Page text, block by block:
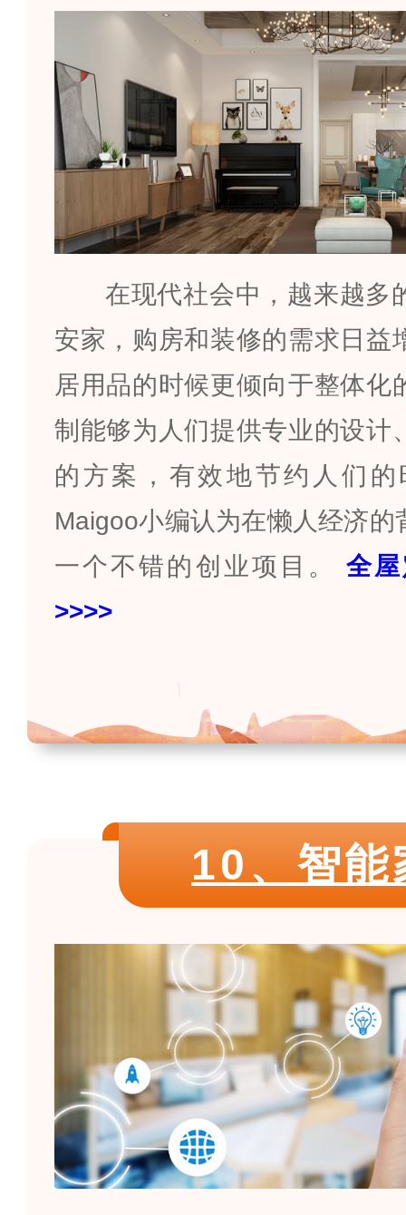
在现代社会中，越来越多
安家，购房和装修的需求日益
居用品的时候更倾向于整体化
制能够为人们提供专业的设计
的方案，有效地节约人们
Maigoo小编认为在懒人经济的
一个不错的创业项目。
全
>>>>
10、智能